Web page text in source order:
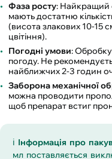
Фаза росту: Найкращий
мають достатню
(висота злакових 10-15
цвітіння).
Погодні умови: Обробку
погоду. Не
найближчих 2-3 годин
Заборона механічної
можна проводити
щоб препарат встиг
ℹ️ Інформація про
мл поставляється